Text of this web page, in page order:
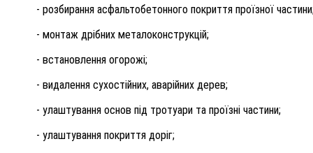
- розбирання асфальтобетонного покриття проїзної
- монтаж дрібних металоконструкцій;
- встановлення огорожі;
- видалення сухостійних, аварійних дерев;
- улаштування основ під тротуари та проїзні частини;
- улаштування покриття доріг;